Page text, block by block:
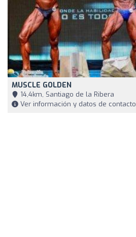
MUSCLE GOLDEN
14,4km, Santiago de la Ribera
Ver información y datos de contacto